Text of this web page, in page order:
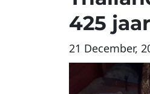
425
21 December,